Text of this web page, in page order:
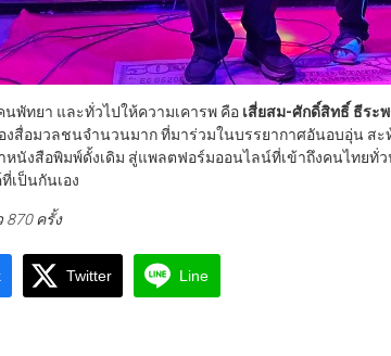
พัทยา และทั่วไปให้ความเคารพ คือ เสี่ยสม-ศักดิ์สิทธิ์ ธีระ
งสื่อมวลชนจำนวนมาก ที่มาร่วมในบรรยากาศอันอบอุ่น ส
หนังสือพิมพ์ดั้งเดิม สู่แพลตฟอร์มออนไลน์ที่เข้าถึงคนไทยทั่ว
เป็นกันเอง
ครั้ง
Twitter Line